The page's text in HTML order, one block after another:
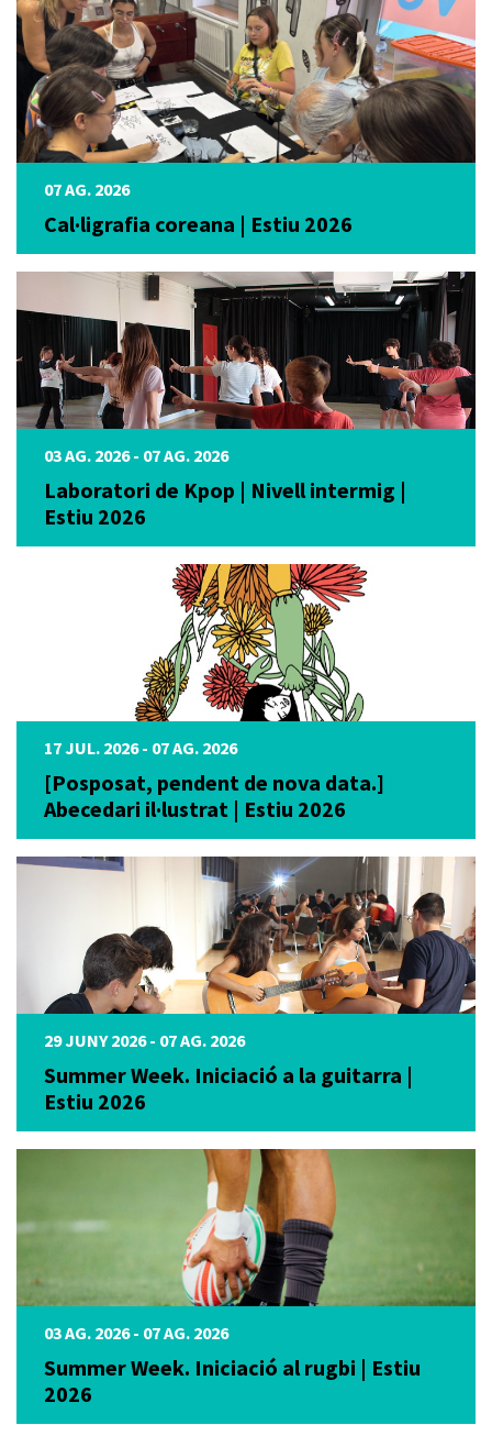
07 AG. 2026
Cal·ligrafia coreana | Estiu 2026
03 AG. 2026 - 07 AG. 2026
Laboratori de Kpop | Nivell intermig |
Estiu 2026
17 JUL. 2026 - 07 AG. 2026
[Posposat, pendent de nova data.]
Abecedari il·lustrat | Estiu 2026
29 JUNY 2026 - 07 AG. 2026
Summer Week. Iniciació a la guitarra |
Estiu 2026
03 AG. 2026 - 07 AG. 2026
Summer Week. Iniciació al rugbi | Estiu
2026